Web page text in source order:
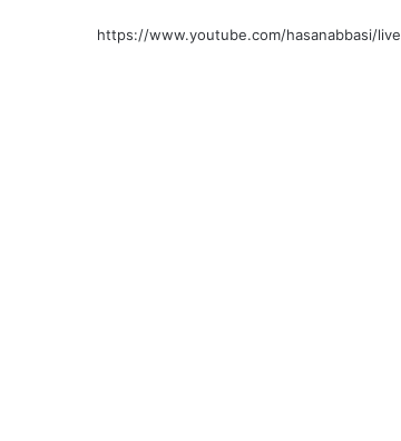
https://www.youtube.com/hasanabbasi/live